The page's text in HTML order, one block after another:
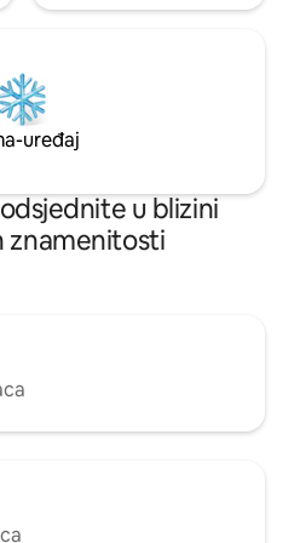
uređaj
u blizini
znamenitosti